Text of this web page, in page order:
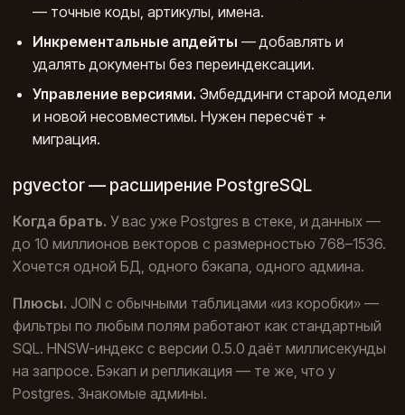
— точные коды, артикулы, имена.
Инкрементальные апдейты — добавлять и
удалять документы без переиндексации.
Управление версиями. Эмбеддинги старой модели
и новой несовместимы. Нужен пересчёт +
миграция.
pgvector — расширение PostgreSQL
Когда брать. У вас уже Postgres в стеке, и данных —
до 10 миллионов векторов с размерностью 768–1536.
Хочется одной БД, одного бэкапа, одного админа.
Плюсы. JOIN с обычными таблицами «из коробки» —
фильтры по любым полям работают как стандартный
SQL. HNSW-индекс с версии 0.5.0 даёт миллисекунды
на запросе. Бэкап и репликация — те же, что у
Postgres. Знакомые админы.